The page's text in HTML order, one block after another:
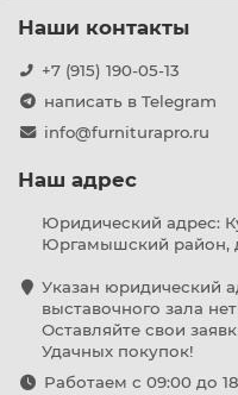
Наши контакты
+7 (915) 190-05-13
написать в Telegram
info@furniturapro.ru
Наш адрес
Юридический адрес:
Юргамышский район,
Указан юридический
выставочного зала
Оставляйте свои
Удачных покупок!
Работаем с 09:00 до